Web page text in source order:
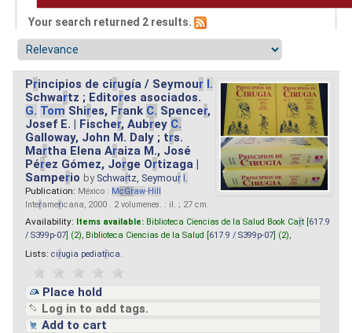
Your search returned 2 results.
Principios de cirugía / Seymour I.
Schwartz ; Editores asociados.
G. Tom Shires, Frank C. Spencer,
Josef E. | Fischer, Aubrey C.
Galloway, John M. Daly ; trs.
Martha Elena Araiza M., José
Pérez Gómez, Jorge Ortizaga |
Samperio by Schwartz, Seymour I.
Publication: México : McGraw-Hill
Interamericana, 2000 . 2 volumenes. : il. ; 27 cm.
Availability: Items available: Biblioteca Ciencias de la Salud Book Cart [ 617.9
/ S399p-07 ] (2), Biblioteca Ciencias de la Salud [ 617.9 / S399p-07 ] (2),
Lists: cirugia pediatrica
Place hold
Log in to add tags.
Add to cart